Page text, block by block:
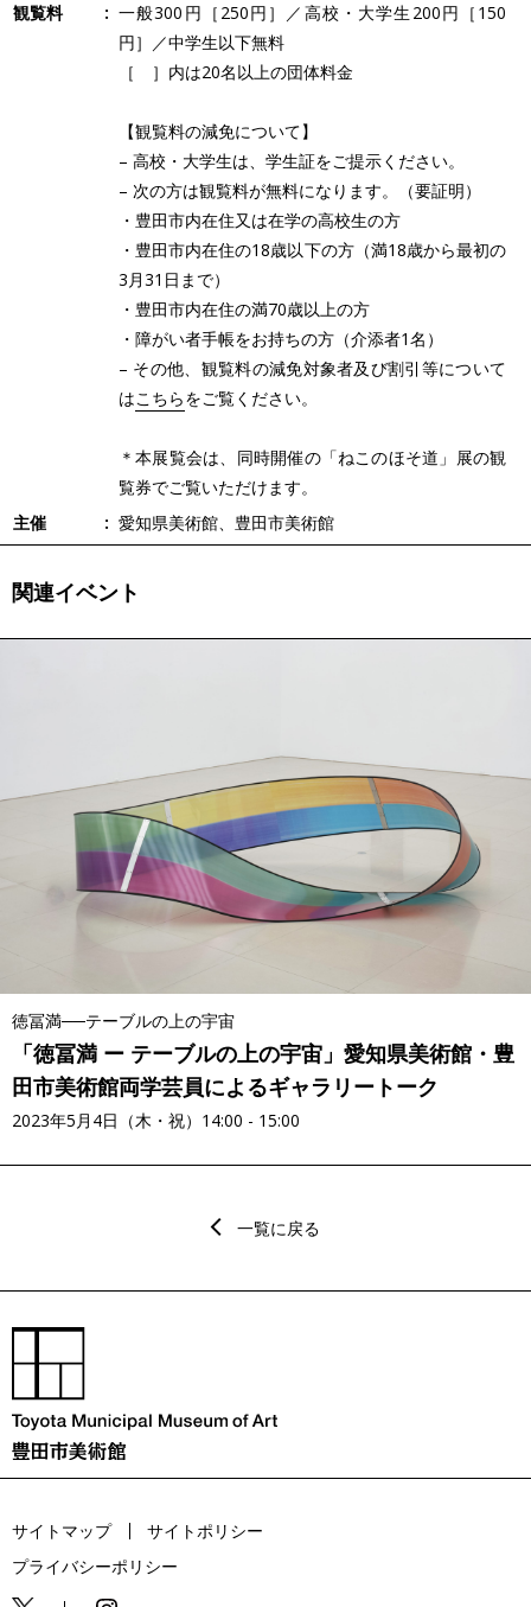
観覧料
一般300円［250円］／高校・大学生200円［150
円］／中学生以下無料
［ ］内は20名以上の団体料金
【観覧料の減免について】
– 高校・大学生は、学生証をご提示ください。
– 次の方は観覧料が無料になります。（要証明）
・豊田市内在住又は在学の高校生の方
・豊田市内在住の18歳以下の方（満18歳から最初の
3月31日まで）
・豊田市内在住の満70歳以上の方
・障がい者手帳をお持ちの方（介添者1名）
– その他、観覧料の減免対象者及び割引等について
はこちらをご覧ください。
＊本展覧会は、同時開催の「ねこのほそ道」展の観
覧券でご覧いただけます。
主催
愛知県美術館、豊田市美術館
関連イベント
徳冨満──テーブルの上の宇宙
「徳冨満 ー テーブルの上の宇宙」愛知県美術館・豊
田市美術館両学芸員によるギャラリートーク
2023年5月4日（木・祝）14:00 - 15:00
一覧に戻る
サイトマップ
サイトポリシー
プライバシーポリシー